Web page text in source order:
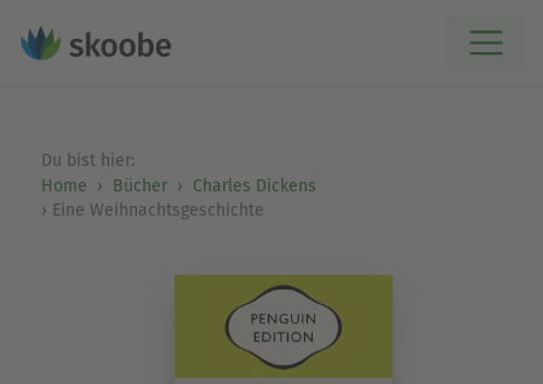
Du bist hier:
Home
Bücher
Charles Dickens
Eine Weihnachtsgeschichte